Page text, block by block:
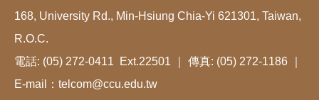
168, University Rd., Min-Hsiung Chia-Yi 621301, Taiwan,
R.O.C.
電話: (05) 272-0411 Ext.22501 ｜ 傳真: (05) 272-1186 ｜
E-mail：telcom@ccu.edu.tw